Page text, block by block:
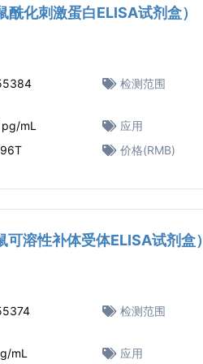
化刺激蛋白ELISA试剂盒）
检测范围
mL 应用
价格(RMB)
溶性补体受体ELISA试剂盒）
检测范围
mL 应用